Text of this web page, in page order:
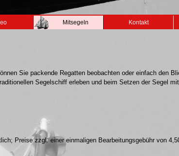
Mitsegeln Kontakt
Sie packende Regatten beobachten oder einfach den
Segelschiff erleben und beim Setzen der Segel
Preise zzgl. einer einmaligen Bearbeitungsgebühr von